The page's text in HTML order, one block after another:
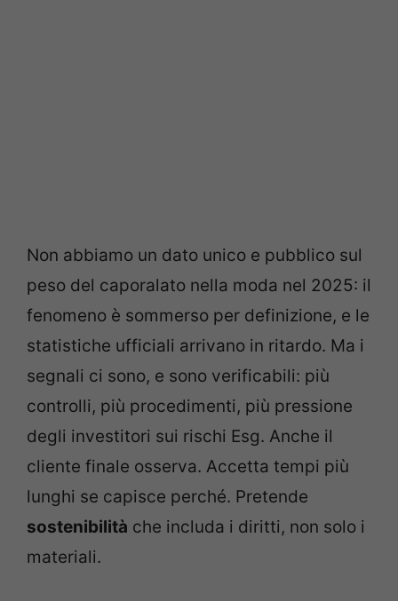
Non abbiamo un dato unico e pubblico sul
peso del caporalato nella moda nel 2025: il
fenomeno è sommerso per definizione, e le
statistiche ufficiali arrivano in ritardo. Ma i
segnali ci sono, e sono verificabili: più
controlli, più procedimenti, più pressione
degli investitori sui rischi Esg. Anche il
cliente finale osserva. Accetta tempi più
lunghi se capisce perché. Pretende
sostenibilità che includa i diritti, non solo i
materiali.